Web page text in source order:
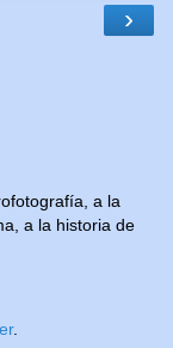
›
a la
a la historia de
.